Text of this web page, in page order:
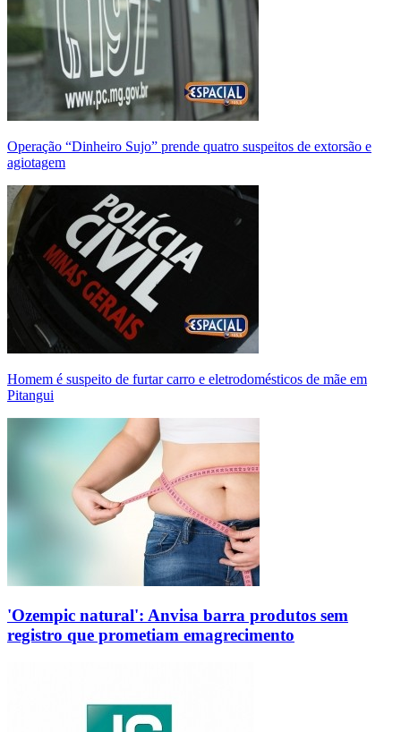
Operação “Dinheiro Sujo” prende quatro suspeitos de extorsão e
agiotagem
Homem é suspeito de furtar carro e eletrodomésticos de mãe em
Pitangui
'Ozempic natural': Anvisa barra produtos sem
registro que prometiam emagrecimento